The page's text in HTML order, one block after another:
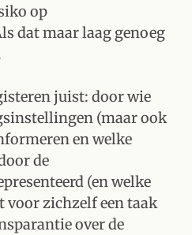
op
dat maar laag genoeg
juist: door wie
(maar ook
en welke
de
(en welke
voor zichzelf een taak
over de